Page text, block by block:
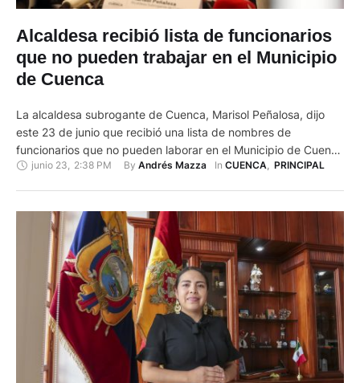
Alcaldesa recibió lista de funcionarios
que no pueden trabajar en el Municipio
de Cuenca
La alcaldesa subrogante de Cuenca, Marisol Peñalosa, dijo
este 23 de junio que recibió una lista de nombres de
funcionarios que no pueden laborar en el Municipio de Cuenca
porque cuentan con impedimentos para ejercer cargos
enfatizó que …
junio 23 2:38 PM By Andrés Mazza In CUENCA, PRINCIPAL